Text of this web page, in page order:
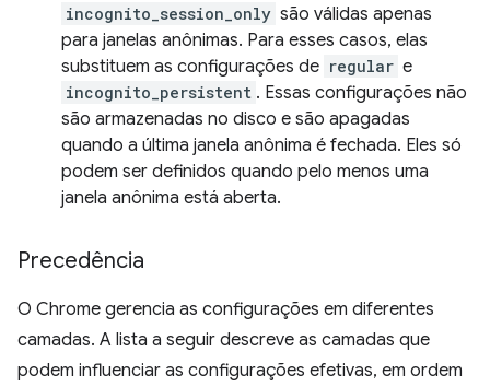
incognito_session_only são válidas apenas
para janelas anônimas. Para esses casos, elas
substituem as configurações de regular e
incognito_persistent . Essas configurações não
são armazenadas no disco e são apagadas
quando a última janela anônima é fechada. Eles só
podem ser definidos quando pelo menos uma
janela anônima está aberta.
Precedência
O Chrome gerencia as configurações em diferentes
camadas. A lista a seguir descreve as camadas que
podem influenciar as configurações efetivas, em ordem